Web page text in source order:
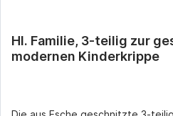
Hl. Familie, 3-teilig zur
modernen Kinderkrippe